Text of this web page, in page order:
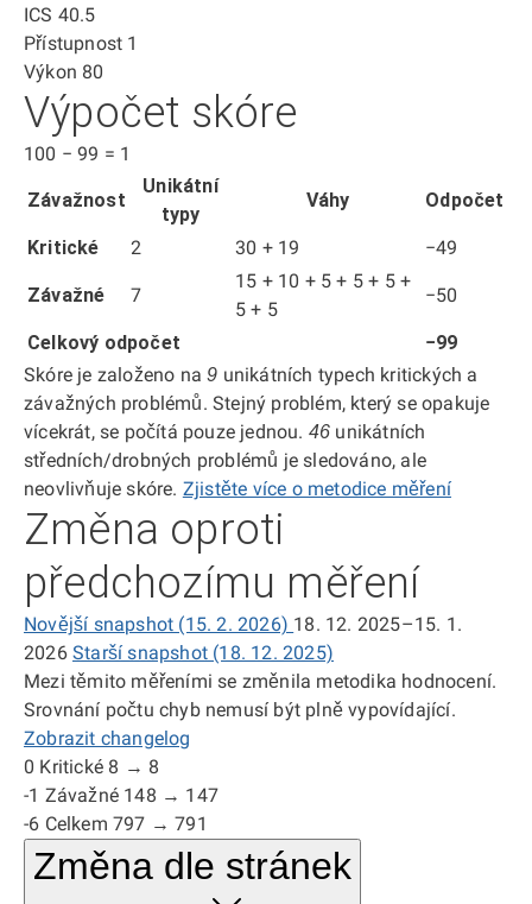
ICS 40.5
Přístupnost 1
Výkon 80
Výpočet skóre
100 − 99 = 1
Závažnost
Unikátní
typy
Váhy Odpočet
Kritické 2 30 + 19 −49
Závažné 7
15 + 10 + 5 + 5 + 5 +
5 + 5
−50
Celkový odpočet
−99
Skóre je založeno na9 unikátních typech kritických a
závažných problémů. Stejný problém, který se opakuje
vícekrát, se počítá pouze jednou. 46 unikátních
středních/drobných problémů je sledováno, ale
neovlivňuje skóre. Zjistěte více o metodice měření
Změna oproti
předchozímu měření
Novější snapshot (15. 2. 2026) 18. 12. 2025–15. 1.
2026 Starší snapshot (18. 12. 2025)
Mezi těmito měřeními se změnila metodika hodnocení.
Srovnání počtu chyb nemusí být plně vypovídající.
Zobrazit changelog
0 Kritické 8 → 8
-1 Závažné 148 → 147
-6 Celkem 797 → 791
Změna dle stránek